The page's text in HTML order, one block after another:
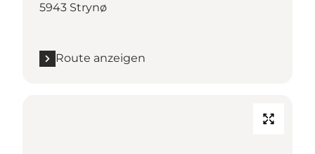
5943 Strynø
Route anzeigen